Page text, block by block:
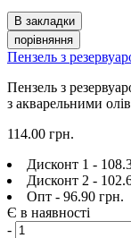
В закладки
порівняння
Пензель з
Пензель з
з акварельними
114.00 грн.
Дисконт 1 -
Дисконт 2 -
Опт - 96.90 грн.
Є в наявності
-